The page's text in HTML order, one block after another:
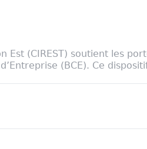
Est (CIREST) soutient les
(BCE). Ce